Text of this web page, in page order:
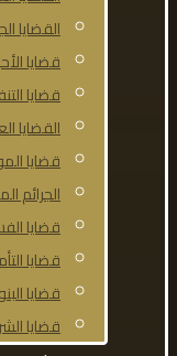
القضايا
قضايا
قضايا
القضايا
قضايا
الجرائم
قضايا
قضايا
قضايا
قضايا